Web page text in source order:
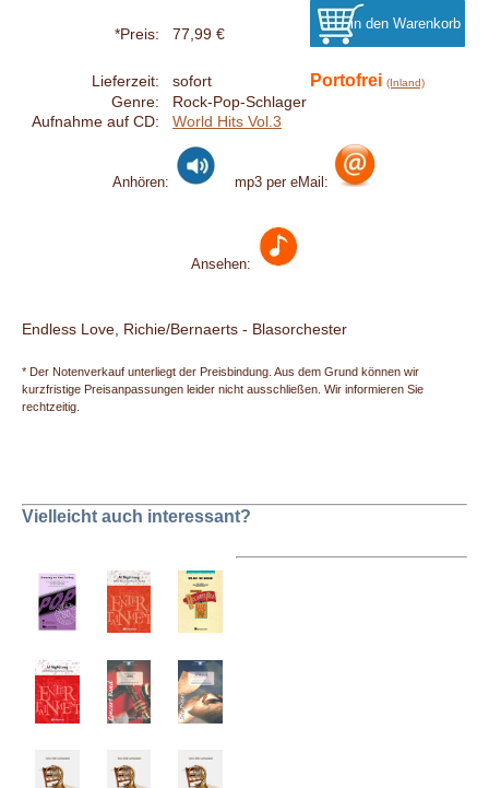
*Preis: 77,99 €
Lieferzeit: sofort Portofrei (Inland)
Genre:
Rock-Pop-Schlager
Aufnahme auf CD:
World Hits Vol.3
Anhören: mp3 per eMail:
Ansehen:
Endless Love, Richie/Bernaerts - Blasorchester
* Der Notenverkauf unterliegt der Preisbindung. Aus dem Grund können wir
kurzfristige Preisanpassungen leider nicht ausschließen. Wir informieren Sie
rechtzeitig.
Vielleicht auch interessant?